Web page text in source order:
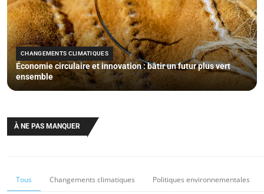
CHANGEMENTS CLIMATIQUES
Économie circulaire et innovation : bâtir un futur plus vert
ensemble
À NE PAS MANQUER
Tous Changements climatiques Politiques environnementales